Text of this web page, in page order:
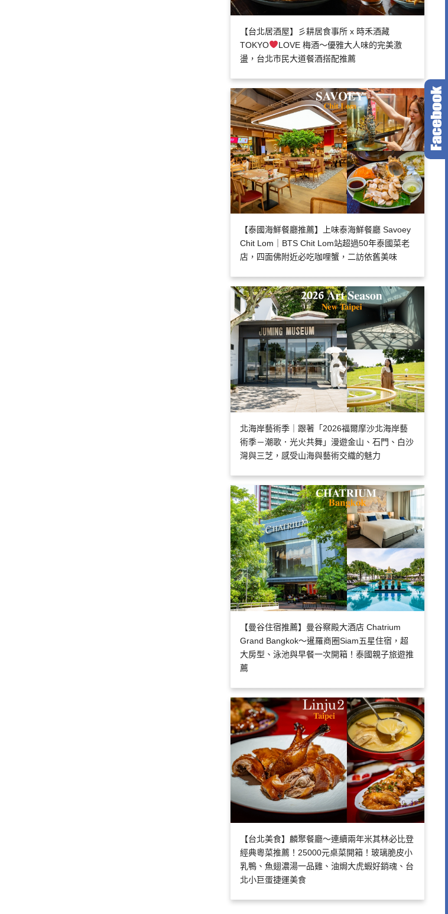
【台北居酒屋】彡耕居食事所 x 時禾酒藏
TOKYO
LOVE 梅酒～優雅大人味的完美激
盪，台北市民大道餐酒搭配推薦
【泰國海鮮餐廳推薦】上味泰海鮮餐廳 Savoey
Chit Lom｜BTS Chit Lom站超過50年泰國菜老
店，四面佛附近必吃咖哩蟹，二訪依舊美味
北海岸藝術季｜跟著「2026福爾摩沙北海岸藝
術季－潮歌．光火共舞」漫遊金山、石門、白沙
灣與三芝，感受山海與藝術交織的魅力
【曼谷住宿推薦】曼谷察殿大酒店 Chatrium
Grand Bangkok～暹羅商圈Siam五星住宿，超
大房型、泳池與早餐一次開箱！泰國親子旅遊推
薦
【台北美食】麟聚餐廳～連續兩年米其林必比登
經典粵菜推薦！25000元桌菜開箱！玻璃脆皮小
乳鴨、魚翅濃湯一品雞、油焗大虎蝦好銷魂、台
北小巨蛋捷運美食